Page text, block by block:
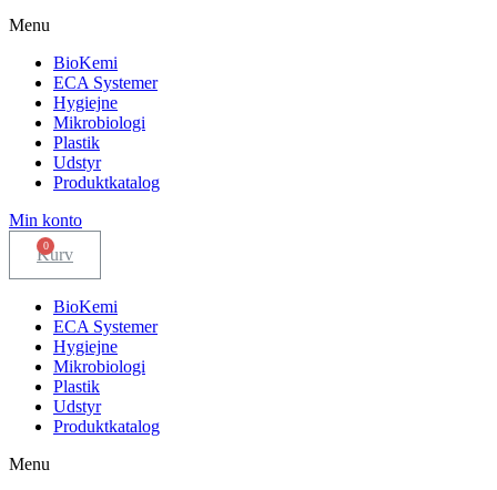
Menu
BioKemi
ECA Systemer
Hygiejne
Mikrobiologi
Plastik
Udstyr
Produktkatalog
Min konto
Kurv
BioKemi
ECA Systemer
Hygiejne
Mikrobiologi
Plastik
Udstyr
Produktkatalog
Menu